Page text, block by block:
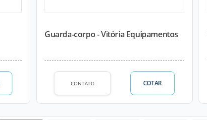
Guarda-corpo - Vitória Equipamentos
CONTATO COTAR